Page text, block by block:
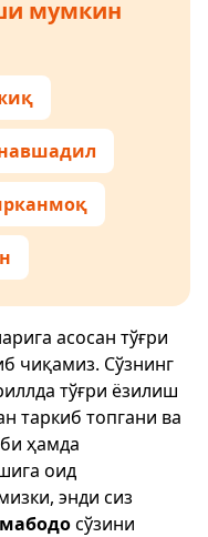
мумкин
асосан тўғри
чиқамиз. Сўзнинг
тўғри ёзилиш
таркиб топгани ва
ҳамда
оид
энди сиз
мабодосўзини